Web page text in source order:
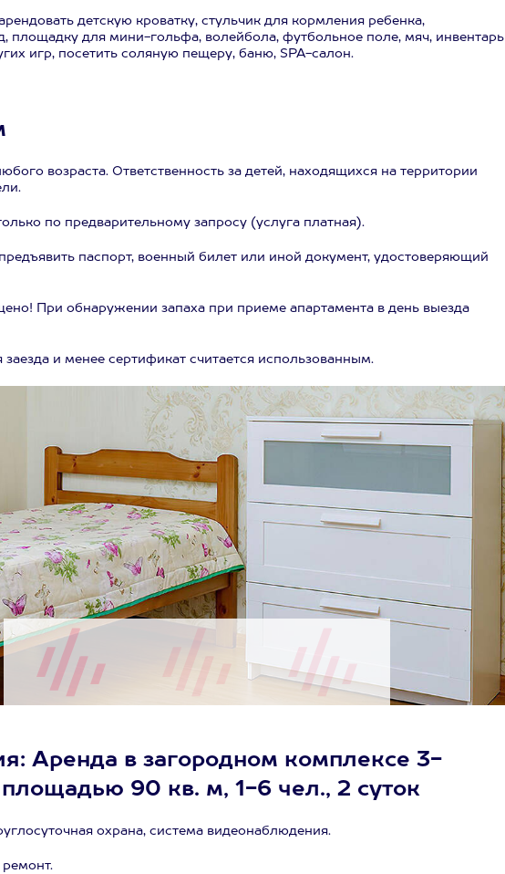
детскую кроватку, стульчик для кормления ребенка,
площадку для мини-гольфа, волейбола, футбольное поле, мяч, инвентарь
игр, посетить соляную пещеру, баню, SPA-салон.
возраста. Ответственность за детей, находящихся на территории
по предварительному запросу (услуга платная).
паспорт, военный билет или иной документ, удостоверяющий
При обнаружении запаха при приеме апартамента в день выезда
и менее сертификат считается использованным.
Аренда в загородном комплексе 3-
90 кв. м, 1-6 чел., 2 суток
охрана, система видеонаблюдения.